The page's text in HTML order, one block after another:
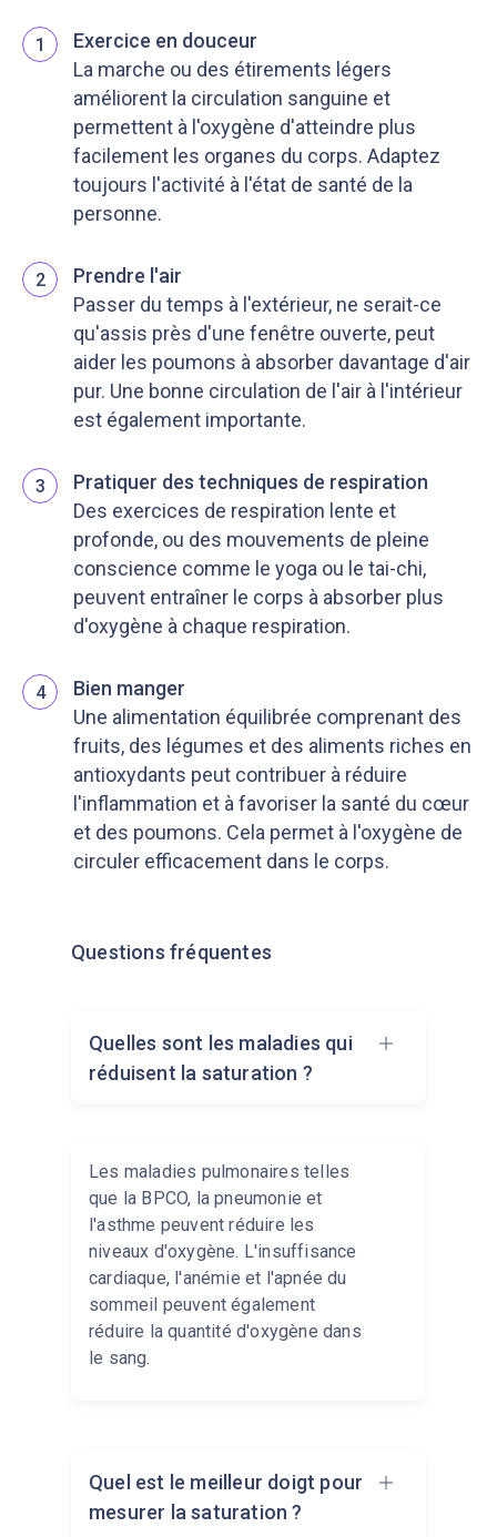
1
Exercice en douceur
La marche ou des étirements légers
améliorent la circulation sanguine et
permettent à l'oxygène d'atteindre plus
facilement les organes du corps. Adaptez
toujours l'activité à l'état de santé de la
personne.
2
Prendre l'air
Passer du temps à l'extérieur, ne serait-ce
qu'assis près d'une fenêtre ouverte, peut
aider les poumons à absorber davantage d'air
pur. Une bonne circulation de l'air à l'intérieur
est également importante.
3
Pratiquer des techniques de respiration
Des exercices de respiration lente et
profonde, ou des mouvements de pleine
conscience comme le yoga ou le tai-chi,
peuvent entraîner le corps à absorber plus
d'oxygène à chaque respiration.
4
Bien manger
Une alimentation équilibrée comprenant des
fruits, des légumes et des aliments riches en
antioxydants peut contribuer à réduire
l'inflammation et à favoriser la santé du cœur
et des poumons. Cela permet à l'oxygène de
circuler efficacement dans le corps.
Questions fréquentes
Quelles sont les maladies qui
réduisent la saturation ?
Les maladies pulmonaires telles
que la BPCO, la pneumonie et
l'asthme peuvent réduire les
niveaux d'oxygène. L'insuffisance
cardiaque, l'anémie et l'apnée du
sommeil peuvent également
réduire la quantité d'oxygène dans
le sang.
Quel est le meilleur doigt pour
mesurer la saturation ?